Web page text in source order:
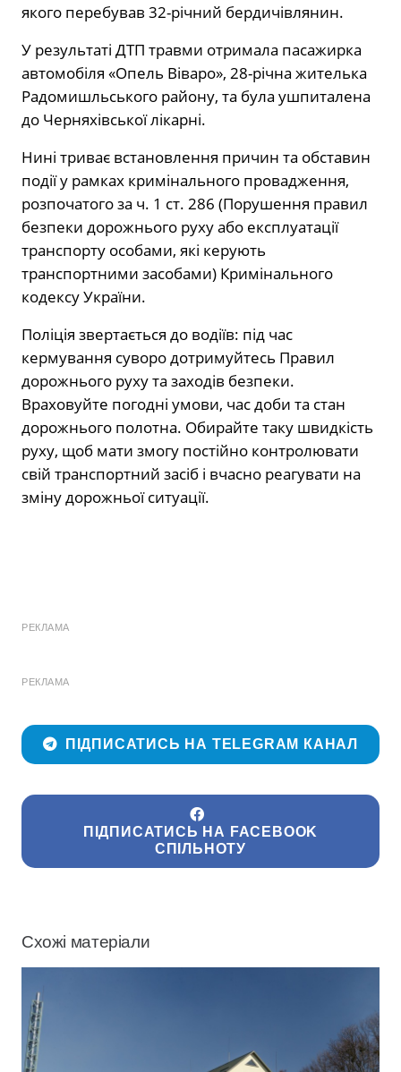
якого перебував 32-річний бердичівлянин.
У результаті ДТП травми отримала пасажирка
автомобіля «Опель Віваро», 28-річна жителька
Радомишльського району, та була ушпиталена
до Черняхівської лікарні.
Нині триває встановлення причин та обставин
події у рамках кримінального провадження,
розпочатого за ч. 1 ст. 286 (Порушення правил
безпеки дорожнього руху або експлуатації
транспорту особами, які керують
транспортними засобами) Кримінального
кодексу України.
Поліція звертається до водіїв: під час
кермування суворо дотримуйтесь Правил
дорожнього руху та заходів безпеки.
Враховуйте погодні умови, час доби та стан
дорожнього полотна. Обирайте таку швидкість
руху, щоб мати змогу постійно контролювати
свій транспортний засіб і вчасно реагувати на
зміну дорожньої ситуації.
РЕКЛАМА
РЕКЛАМА
ПІДПИСАТИСЬ НА TELEGRAM КАНАЛ
ПІДПИСАТИСЬ НА FACEBOOK
СПІЛЬНОТУ
Схожі матеріали